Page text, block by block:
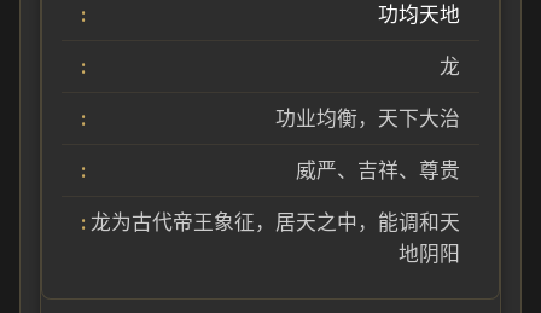
功均天地
龙
功业均衡，天下大治
威严、吉祥、尊贵
龙为古代帝王象征，居天之中，能调和天
地阴阳